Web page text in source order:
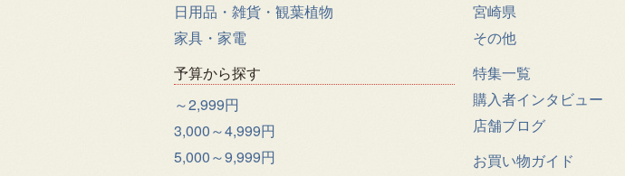
日用品・雑貨・観葉植物
家具・家電
予算から探す
～2,999円
3,000～4,999円
5,000～9,999円
宮崎県
その他
特集一覧
購入者インタビュー
店舗ブログ
お買い物ガイド